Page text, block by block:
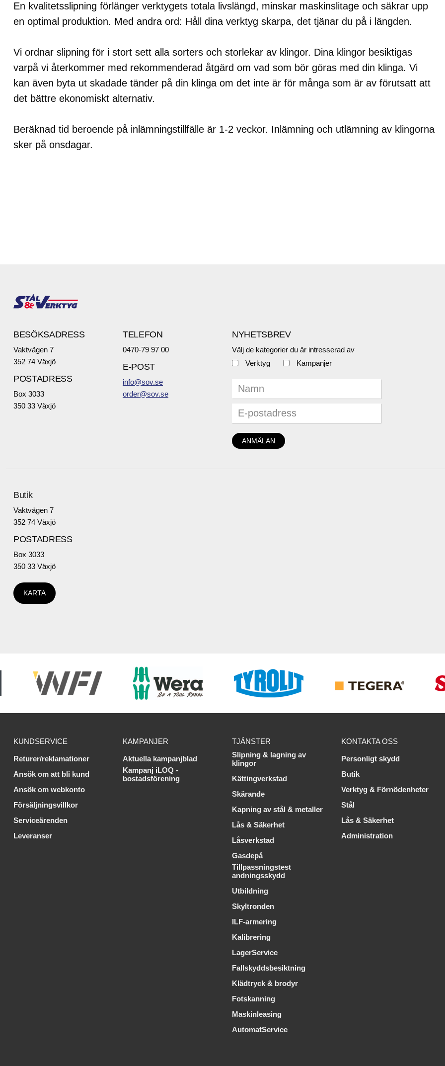
En kvalitetsslipning förlänger verktygets totala livslängd, minskar maskinslitage och säkrar upp
en optimal produktion. Med andra ord: Håll dina verktyg skarpa, det tjänar du på i längden.
Vi ordnar slipning för i stort sett alla sorters och storlekar av klingor. Dina klingor besiktigas
varpå vi återkommer med rekommenderad åtgärd om vad som bör göras med din klinga. Vi
kan även byta ut skadade tänder på din klinga om det inte är för många som är av förutsatt att
det bättre ekonomiskt alternativ.
Beräknad tid beroende på inlämningstillfälle är 1-2 veckor. Inlämning och utlämning av klingorna
sker på onsdagar.
BESÖKSADRESS
Vaktvägen 7
352 74 Växjö
POSTADRESS
Box 3033
350 33 Växjö
TELEFON
0470-79 97 00
E-POST
info@sov.se
order@sov.se
NYHETSBREV
Välj de kategorier du är intresserad av
Verktyg
Kampanjer
Butik
Vaktvägen 7
352 74 Växjö
POSTADRESS
Box 3033
350 33 Växjö
KARTA
KUNDSERVICE
Returer/reklamationer
Ansök om att bli kund
Ansök om webkonto
Försäljningsvillkor
Serviceärenden
Leveranser
KAMPANJER
Aktuella kampanjblad
Kampanj iLOQ -
bostadsförening
TJÄNSTER
Slipning & lagning av
klingor
Kättingverkstad
Skärande
Kapning av stål & metaller
Lås & Säkerhet
Låsverkstad
Gasdepå
Tillpassningstest
andningsskydd
Utbildning
Skyltronden
ILF-armering
Kalibrering
LagerService
Fallskyddsbesiktning
Klädtryck & brodyr
Fotskanning
Maskinleasing
AutomatService
KONTAKTA OSS
Personligt skydd
Butik
Verktyg & Förnödenheter
Stål
Lås & Säkerhet
Administration